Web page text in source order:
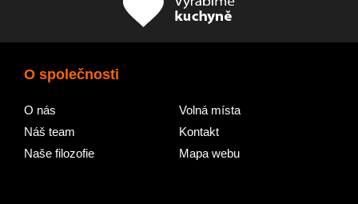
O společnosti
O nás
Náš team
Naše filozofie
Volná místa
Kontakt
Mapa webu